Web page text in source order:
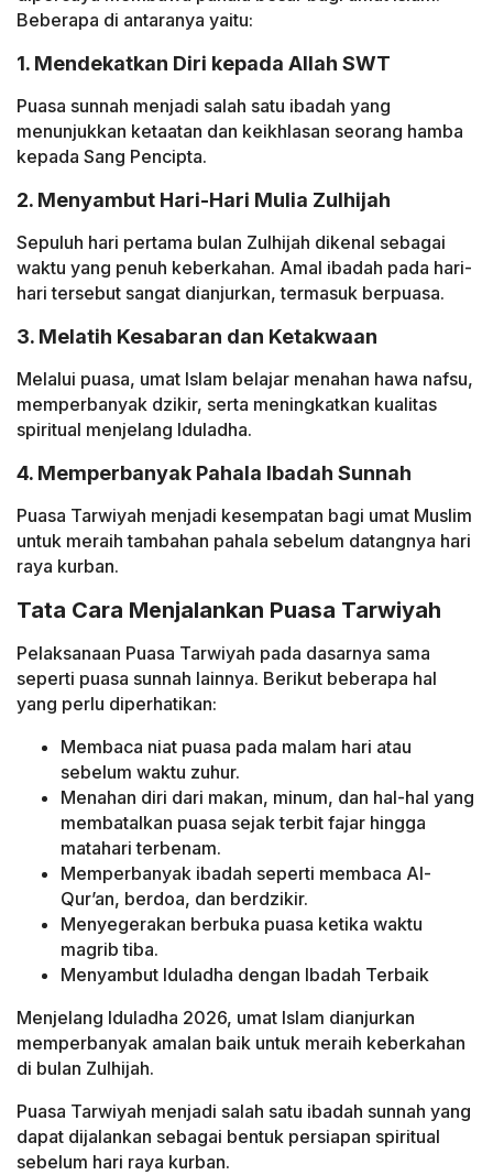
Beberapa di antaranya yaitu:
1. Mendekatkan Diri kepada Allah SWT
Puasa sunnah menjadi salah satu ibadah yang
menunjukkan ketaatan dan keikhlasan seorang hamba
kepada Sang Pencipta.
2. Menyambut Hari-Hari Mulia Zulhijah
Sepuluh hari pertama bulan Zulhijah dikenal sebagai
waktu yang penuh keberkahan. Amal ibadah pada hari-
hari tersebut sangat dianjurkan, termasuk berpuasa.
3. Melatih Kesabaran dan Ketakwaan
Melalui puasa, umat Islam belajar menahan hawa nafsu,
memperbanyak dzikir, serta meningkatkan kualitas
spiritual menjelang Iduladha.
4. Memperbanyak Pahala Ibadah Sunnah
Puasa Tarwiyah menjadi kesempatan bagi umat Muslim
untuk meraih tambahan pahala sebelum datangnya hari
raya kurban.
Tata Cara Menjalankan Puasa Tarwiyah
Pelaksanaan Puasa Tarwiyah pada dasarnya sama
seperti puasa sunnah lainnya. Berikut beberapa hal
yang perlu diperhatikan:
Membaca niat puasa pada malam hari atau
sebelum waktu zuhur.
Menahan diri dari makan, minum, dan hal-hal yang
membatalkan puasa sejak terbit fajar hingga
matahari terbenam.
Memperbanyak ibadah seperti membaca Al-
Qur’an, berdoa, dan berdzikir.
Menyegerakan berbuka puasa ketika waktu
magrib tiba.
Menyambut Iduladha dengan Ibadah Terbaik
Menjelang Iduladha 2026, umat Islam dianjurkan
memperbanyak amalan baik untuk meraih keberkahan
di bulan Zulhijah.
Puasa Tarwiyah menjadi salah satu ibadah sunnah yang
dapat dijalankan sebagai bentuk persiapan spiritual
sebelum hari raya kurban.